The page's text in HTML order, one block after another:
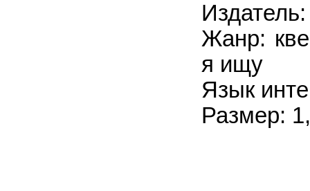
Жанр:
я ищу
Язык
Размер: